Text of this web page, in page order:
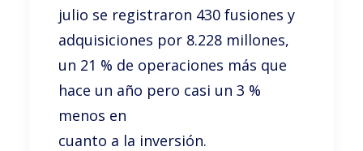
julio se registraron 430 fusiones y
adquisiciones por 8.228 millones,
un 21 % de operaciones más que
hace un año pero casi un 3 %
menos en
cuanto a la inversión.